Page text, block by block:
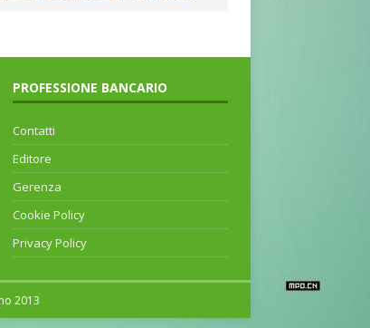
PROFESSIONE BANCARIO
Contatti
Editore
Gerenza
Cookie Policy
Privacy Policy
2013